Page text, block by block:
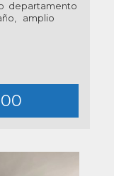
departamento
amplio